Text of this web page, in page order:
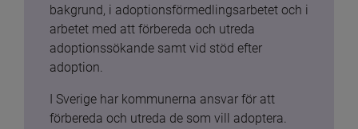
bakgrund, i adoptionsförmedlingsarbetet och i
arbetet med att förbereda och utreda
adoptionssökande samt vid stöd efter
adoption.
I Sverige har kommunerna ansvar för att
förbereda och utreda de som vill adoptera.